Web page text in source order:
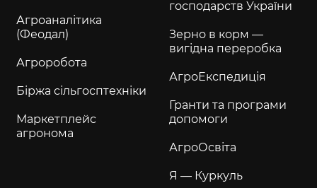
Агроаналітика
(Феодал)
Агроробота
Біржа сільгосптехніки
Маркетплейс
агронома
господарств України
Зерно в корм —
вигідна переробка
АгроЕкспедиція
Гранти та програми
допомоги
АгроОсвіта
Я — Куркуль